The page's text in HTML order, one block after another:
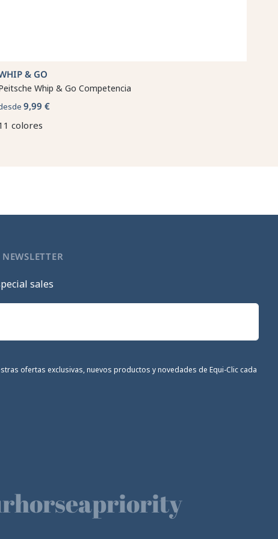
& GO
Whip & Go Competencia
9,99 €
colores
sales
ofertas exclusivas, nuevos productos y novedades de Equi-Clic cada